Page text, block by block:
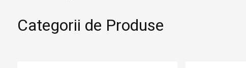
Categorii de Produse